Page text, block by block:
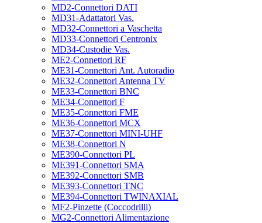
MD2-Connettori DATI
MD31-Adattatori Vas.
MD32-Connettori a Vaschetta
MD33-Connettori Centronix
MD34-Custodie Vas.
ME2-Connettori RF
ME31-Connettori Ant. Autoradio
ME32-Connettori Antenna TV
ME33-Connettori BNC
ME34-Connettori F
ME35-Connettori FME
ME36-Connettori MCX
ME37-Connettori MINI-UHF
ME38-Connettori N
ME390-Connettori PL
ME391-Connettori SMA
ME392-Connettori SMB
ME393-Connettori TNC
ME394-Connettori TWINAXIAL
MF2-Pinzette (Coccodrilli)
MG2-Connettori Alimentazione